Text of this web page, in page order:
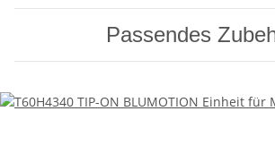
Passendes